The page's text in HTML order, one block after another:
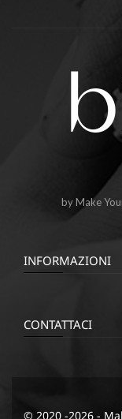
by Make
INFORMAZIONI
CONTATTACI
© 2020 -2026 -